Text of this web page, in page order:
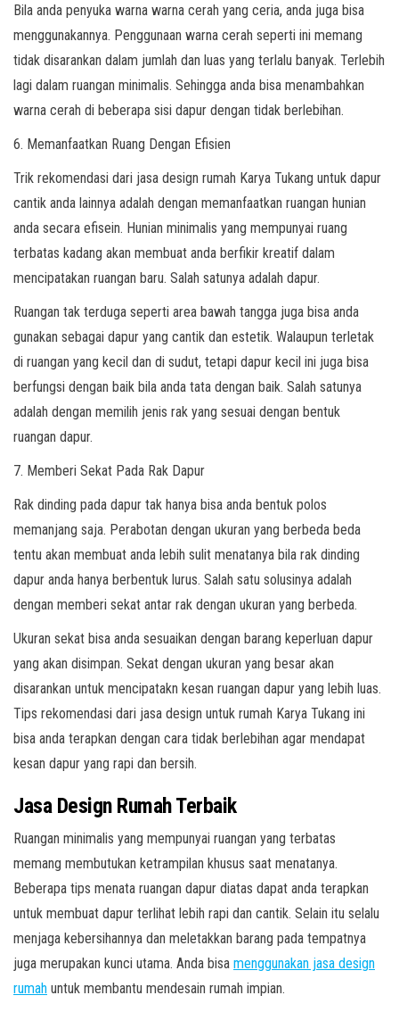
Bila anda penyuka warna warna cerah yang ceria, anda juga bisa
menggunakannya. Penggunaan warna cerah seperti ini memang
tidak disarankan dalam jumlah dan luas yang terlalu banyak. Terlebih
lagi dalam ruangan minimalis. Sehingga anda bisa menambahkan
warna cerah di beberapa sisi dapur dengan tidak berlebihan.
6. Memanfaatkan Ruang Dengan Efisien
Trik rekomendasi dari jasa design rumah Karya Tukang untuk dapur
cantik anda lainnya adalah dengan memanfaatkan ruangan hunian
anda secara efisein. Hunian minimalis yang mempunyai ruang
terbatas kadang akan membuat anda berfikir kreatif dalam
mencipatakan ruangan baru. Salah satunya adalah dapur.
Ruangan tak terduga seperti area bawah tangga juga bisa anda
gunakan sebagai dapur yang cantik dan estetik. Walaupun terletak
di ruangan yang kecil dan di sudut, tetapi dapur kecil ini juga bisa
berfungsi dengan baik bila anda tata dengan baik. Salah satunya
adalah dengan memilih jenis rak yang sesuai dengan bentuk
ruangan dapur.
7. Memberi Sekat Pada Rak Dapur
Rak dinding pada dapur tak hanya bisa anda bentuk polos
memanjang saja. Perabotan dengan ukuran yang berbeda beda
tentu akan membuat anda lebih sulit menatanya bila rak dinding
dapur anda hanya berbentuk lurus. Salah satu solusinya adalah
dengan memberi sekat antar rak dengan ukuran yang berbeda.
Ukuran sekat bisa anda sesuaikan dengan barang keperluan dapur
yang akan disimpan. Sekat dengan ukuran yang besar akan
disarankan untuk mencipatakn kesan ruangan dapur yang lebih luas.
Tips rekomendasi dari jasa design untuk rumah Karya Tukang ini
bisa anda terapkan dengan cara tidak berlebihan agar mendapat
kesan dapur yang rapi dan bersih.
Jasa Design Rumah Terbaik
Ruangan minimalis yang mempunyai ruangan yang terbatas
memang membutukan ketrampilan khusus saat menatanya.
Beberapa tips menata ruangan dapur diatas dapat anda terapkan
untuk membuat dapur terlihat lebih rapi dan cantik. Selain itu selalu
menjaga kebersihannya dan meletakkan barang pada tempatnya
juga merupakan kunci utama. Anda bisa menggunakan jasa design
rumah untuk membantu mendesain rumah impian.